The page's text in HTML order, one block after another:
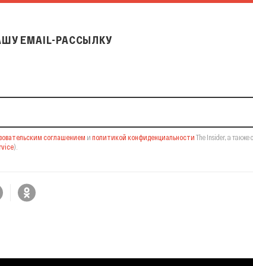
EMAIL-РАССЫЛКУ
соглашением и политикой конфиденциальности The Insider, а также
).